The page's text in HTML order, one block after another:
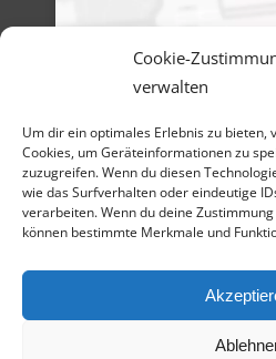
Cookie-
verwalten
Um dir ein optimales Erlebnis zu bieten,
Cookies, um Geräteinformationen zu
zuzugreifen. Wenn du diesen
wie das Surfverhalten oder eindeutige
verarbeiten. Wenn du deine
können bestimmte Merkmale und
Artikel-Archiv
Veranstaltungen
Angebote
Bilder-Galerien
Material
Spenden
Kontakt
Datenschutz